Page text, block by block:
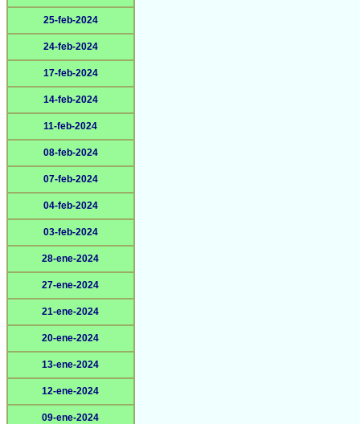
25-feb-2024
24-feb-2024
17-feb-2024
14-feb-2024
11-feb-2024
08-feb-2024
07-feb-2024
04-feb-2024
03-feb-2024
28-ene-2024
27-ene-2024
21-ene-2024
20-ene-2024
13-ene-2024
12-ene-2024
09-ene-2024